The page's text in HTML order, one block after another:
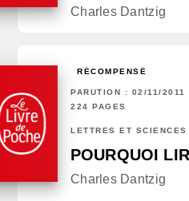
Charles Dantzig
RÉCOMPENSÉ
PARUTION : 02/11/2011
224 PAGES
LETTRES ET SCIENCES
POURQUOI
Charles Dantzig